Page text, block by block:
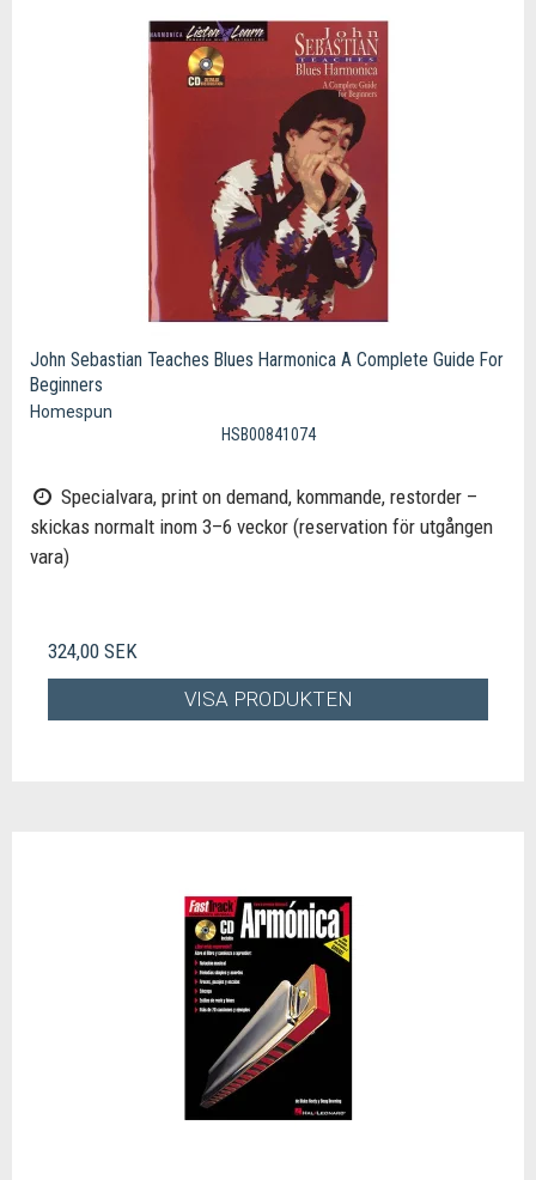
John Sebastian Teaches Blues Harmonica A Complete Guide For
Beginners
Homespun
HSB00841074
Specialvara, print on demand, kommande, restorder –
skickas normalt inom 3–6 veckor (reservation för utgången
vara)
324,00 SEK
VISA PRODUKTEN